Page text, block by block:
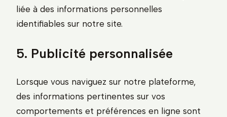
liée à des informations personnelles
identifiables sur notre site.
5. Publicité personnalisée
Lorsque vous naviguez sur notre plateforme,
des informations pertinentes sur vos
comportements et préférences en ligne sont